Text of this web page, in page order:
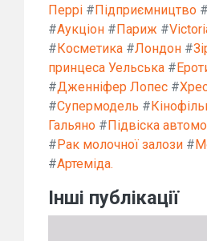
Перрі # Підприємництво #
#Аукціон # Париж #
# Косметика #Лондон #
принцеса Уельська #
#Дженніфер Лопес #
#Супермодель #
Гальяно # Підвіска
# Рак молочної залози #
#Артеміда.
Інші публікації